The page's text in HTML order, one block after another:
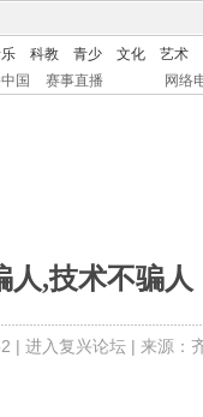
科教 青少 文化
艺术
国 赛事直播 网络
人,技术不骗人
| 进入复兴论坛| 来源：